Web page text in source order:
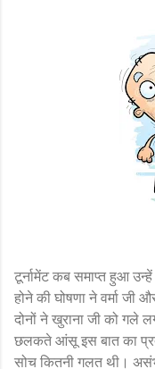
टूर्नामेंट कब समाप्त हुआ
होने की घोषणा ने वर्मा जी
दोनों ने खुराना जी को गले
छलकते आंसू इस बात का
सोच कितनी गलत थी।